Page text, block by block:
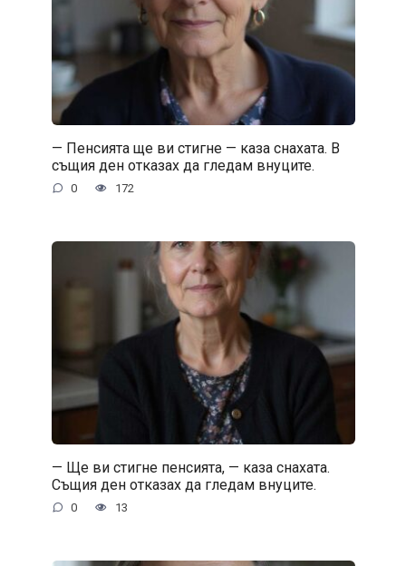
— Пенсията ще ви стигне — каза снахата. В
същия ден отказах да гледам внуците.
0 172
— Ще ви стигне пенсията, — каза снахата.
Същия ден отказах да гледам внуците.
0 13